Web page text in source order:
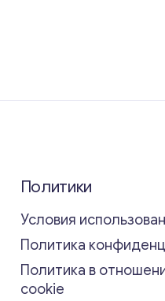
Политики
Условия
Политика
Политика в
cookie